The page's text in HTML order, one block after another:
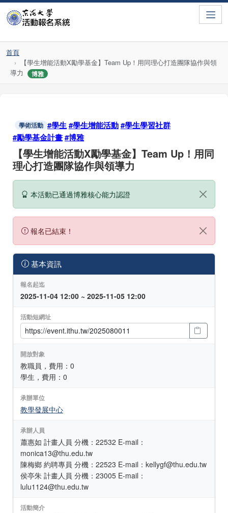
首頁
【學生增能活動X勵學基金】Team Up！用同理心打造團隊協作與領
導力
博雅
學術活動 #學生#學生增能活動#學生學習社群
#勵學基金計畫#博雅
【學生增能活動X勵學基金】Team Up！用同
理心打造團隊協作與領導力
本活動已通過博雅核心能力認證
報名已結束！
基本資訊
報名起迄
2025-11-04 12:00 ~ 2025-11-05 12:00
活動短網址
開放對象
教職員，費用：0
學生，費用：0
承辦單位
教學發展中心
承辦人員
蕭惠如 計畫人員 分機：22532 E-mail：
monica13@thu.edu.tw
陳梅鄉 約聘專員 分機：22523 E-mail：kellygf@thu.edu.tw
侯亭朱 計畫人員 分機：23005 E-mail：
lulu1124@thu.edu.tw
活動簡介